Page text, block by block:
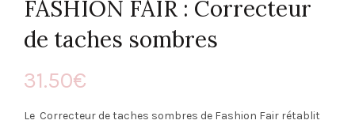
FASHION FAIR : Correcteur
de taches sombres
31.50€
Le Correcteur de taches sombres de Fashion Fair rétablit